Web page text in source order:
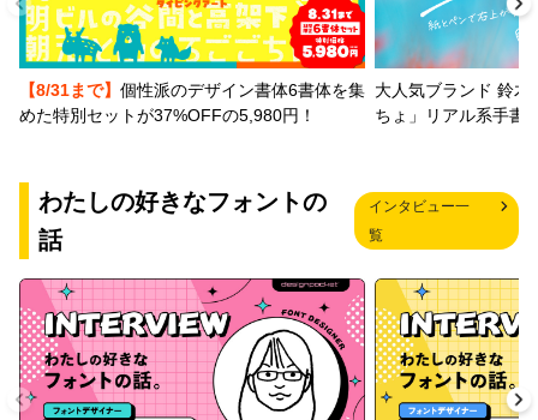
【8/31まで】 個性派のデザイン書体6書体を集
めた特別セットが37%OFFの5,980円！
大人気ブランド 鈴木
ちょ」リアル系手書
わたしの好きなフォントの
話
インタビュー一
覧